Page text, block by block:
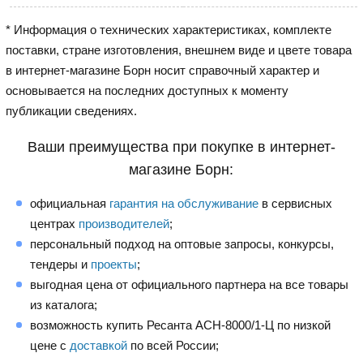
* Информация о технических характеристиках, комплекте
поставки, стране изготовления, внешнем виде и цвете товара
в интернет-магазине Борн носит справочный характер и
основывается на последних доступных к моменту
публикации сведениях.
Ваши преимущества при покупке в интернет-
магазине Борн:
официальная гарантия на обслуживание в сервисных
центрах производителей;
персональный подход на оптовые запросы, конкурсы,
тендеры и проекты;
выгодная цена от официального партнера на все товары
из каталога;
возможность купить Ресанта АСН-8000/1-Ц по низкой
цене с доставкой по всей России;